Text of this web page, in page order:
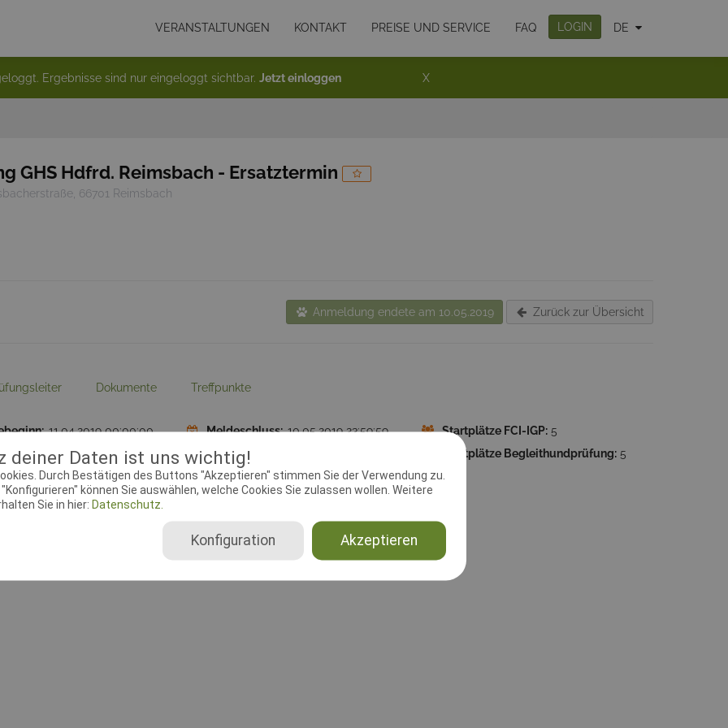
deiner Daten ist uns wichtig!
Durch Bestätigen des Buttons "Akzeptieren" stimmen Sie der Verwendung zu.
können Sie auswählen, welche Cookies Sie zulassen wollen. Weitere
Sie in hier: Datenschutz.
Akzeptieren
Konfiguration
VERANSTALTUNGEN KONTAKT PREISE UND SERVICE FAQ LOGIN DE
Ergebnisse sind nur eingeloggt sichtbar. Jetzt einloggen X
GHS Hdfrd. Reimsbach - Ersatztermin
66701 Reimsbach
Anmeldung endete am 10.05.2019 Zurück zur Übersicht
Dokumente Treffpunkte
11.04.2019 00:00:00 Meldeschluss:10.05.2019 23:59:59 Startplätze FCI-IGP: 5
FCI-FPr:5 Startplätze Fährtenhundprüfung: Startplätze Begleithundprüfung: 5
Verein: Hdfrd.
e.V., 7-1-28
Adresse: Reimsbacherstraße, 66701